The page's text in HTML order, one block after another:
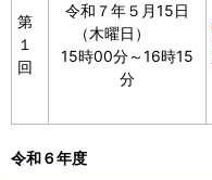
第
１
回
令和７年５月15日
（木曜日）
15時00分～16時15
分
令和６年度